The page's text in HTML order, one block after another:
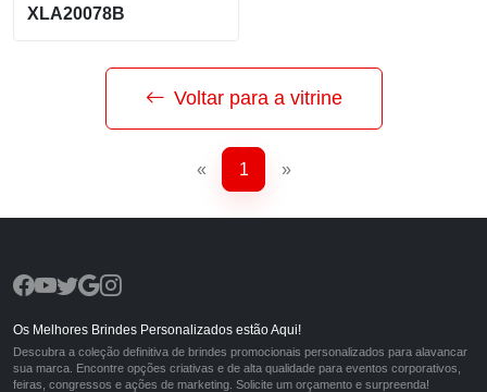
XLA20078B
Voltar para a vitrine
« 1 »
Os Melhores Brindes Personalizados estão Aqui!
Descubra a coleção definitiva de brindes promocionais personalizados para alavancar
sua marca. Encontre opções criativas e de alta qualidade para eventos corporativos,
feiras, congressos e ações de marketing. Solicite um orçamento e surpreenda!